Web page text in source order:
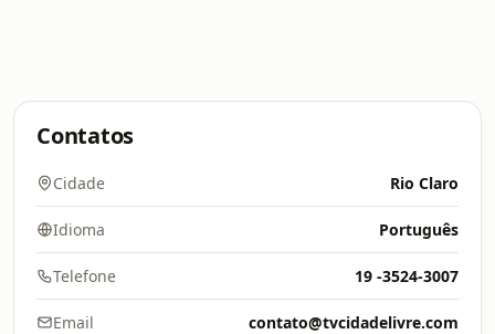
Contatos
Cidade Rio Claro
Idioma Português
Telefone 19 -3524-3007
Email contato@tvcidadelivre.com